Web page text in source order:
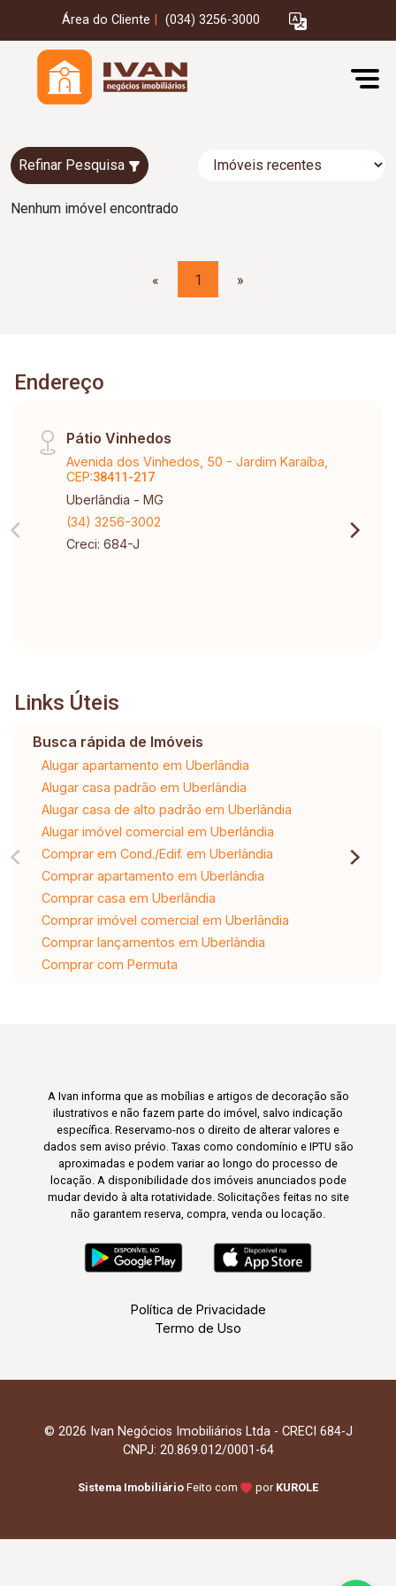
Área do Cliente (034) 3256-3000
Refinar Pesquisa
Nenhum imóvel encontrado
« 1 »
Endereço
Pátio Vinhedos
Avenida dos Vinhedos, 50 - Jardim Karaíba,
CEP:38411-217
Uberlândia - MG
(34) 3256-3002
Creci: 684-J
Links Úteis
Busca rápida de Imóveis
Alugar apartamento em Uberlândia
Alugar casa padrão em Uberlândia
Alugar casa de alto padrão em Uberlândia
Alugar imóvel comercial em Uberlândia
Comprar em Cond./Edif. em Uberlândia
Comprar apartamento em Uberlândia
Comprar casa em Uberlândia
Comprar imóvel comercial em Uberlândia
Comprar lançamentos em Uberlândia
Comprar com Permuta
A Ivan informa que as mobílias e artigos de decoração são
ilustrativos e não fazem parte do imóvel, salvo indicação
específica. Reservamo-nos o direito de alterar valores e
dados sem aviso prévio. Taxas como condomínio e IPTU são
aproximadas e podem variar ao longo do processo de
locação. A disponibilidade dos imóveis anunciados pode
mudar devido à alta rotatividade. Solicitações feitas no site
não garantem reserva, compra, venda ou locação.
Política de Privacidade
Termo de Uso
© 2026 Ivan Negócios Imobiliários Ltda - CRECI 684-J
CNPJ: 20.869.012/0001-64
Sistema Imobiliário Feito com por KUROLE